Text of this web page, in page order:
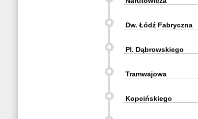
Dw. Łódź Fabryczna
Pl. Dąbrowskiego
Tramwajowa
Kopcińskiego